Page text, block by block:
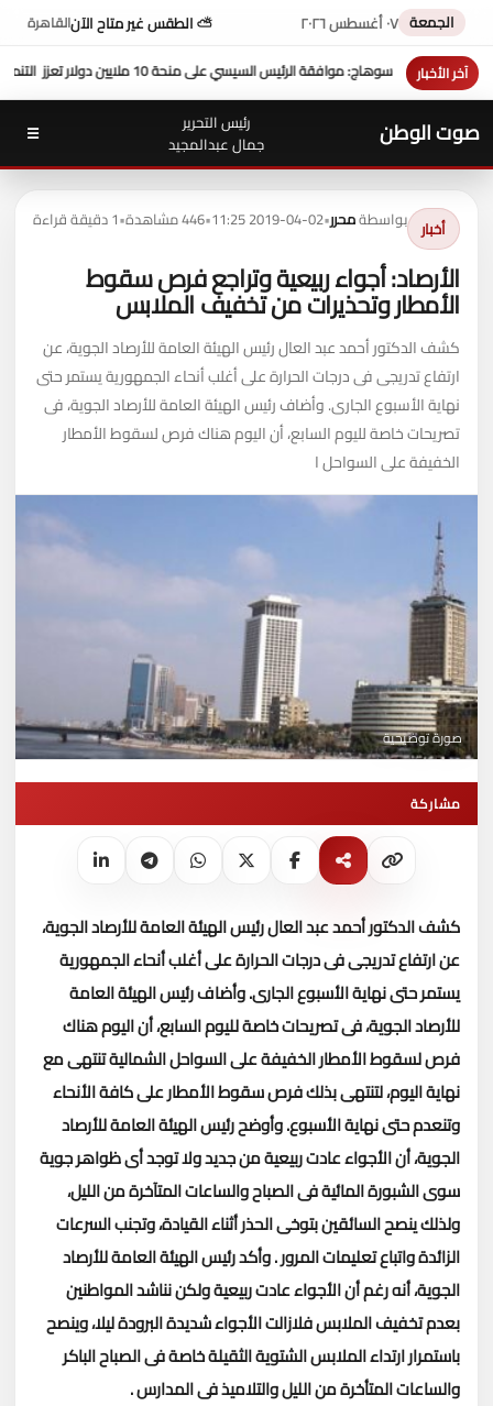
الجمعة ٠٧ أغسطس ٢٠٢٦ ⛅ الطقس غير متاح الآنالقاهرة
آخر الأخبار
بمشاركة محافظ سوهاج في دولار تعزز التنمية بالمحافظة
صوت الوطن
رئيس التحرير
جمال عبدالمجيد
☰
أخبار بواسطةمحرر•
2019-04-02 11:25
•446 مشاهدة •1 دقيقة قراءة
الأرصاد: أجواء ربيعية وتراجع فرص سقوط
الأمطار وتحذيرات من تخفيف الملابس
كشف الدكتور أحمد عبد العال رئيس الهيئة العامة للأرصاد الجوية، عن
ارتفاع تدريجى فى درجات الحرارة على أغلب أنحاء الجمهورية يستمر حتى
نهاية الأسبوع الجارى. وأضاف رئيس الهيئة العامة للأرصاد الجوية، فى
تصريحات خاصة لليوم السابع، أن اليوم هناك فرص لسقوط الأمطار
الخفيفة على السواحل ا
صورة توضيحية
مشاركة
كشف الدكتور أحمد عبد العال رئيس الهيئة العامة للأرصاد الجوية،
عن ارتفاع تدريجى فى درجات الحرارة على أغلب أنحاء الجمهورية
يستمر حتى نهاية الأسبوع الجارى.وأضاف رئيس الهيئة العامة
للأرصاد الجوية، فى تصريحات خاصة لليوم السابع، أن اليوم هناك
فرص لسقوط الأمطار الخفيفة على السواحل الشمالية تنتهى مع
نهاية اليوم، لتنتهى بذلك فرص سقوط الأمطار على كافة الأنحاء
وتنعدم حتى نهاية الأسبوع.وأوضح رئيس الهيئة العامة للأرصاد
الجوية، أن الأجواء عادت ربيعية من جديد ولا توجد أى ظواهر جوية
سوى الشبورة المائية فى الصباح والساعات المتآخرة من الليل،
ولذلك ينصح السائقين بتوخى الحذر أثناء القيادة، وتجنب السرعات
الزائدة واتباع تعليمات المرور .وأكد رئيس الهيئة العامة للأرصاد
الجوية، أنه رغم أن الأجواء عادت ربيعية ولكن نناشد المواطنين
بعدم تخفيف الملابس فلازالت الأجواء شديدة البرودة ليلا، وينصح
باستمرار ارتداء الملابس الشتوية الثقيلة خاصة فى الصباح الباكر
والساعات المتأخرة من الليل والتلاميذ فى المدارس .